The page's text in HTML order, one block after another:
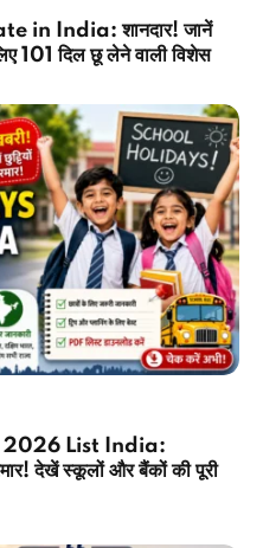
in India: शानदार! जानें
101 दिल छू लेने वाली विशेस
2026 List India:
देखें स्कूलों और बैंकों की पूरी